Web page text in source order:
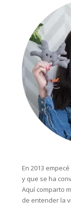
En 2013
y que se ha
Aquí comparto
de entender la